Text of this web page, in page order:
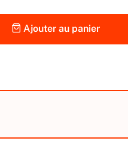
Ajouter au panier